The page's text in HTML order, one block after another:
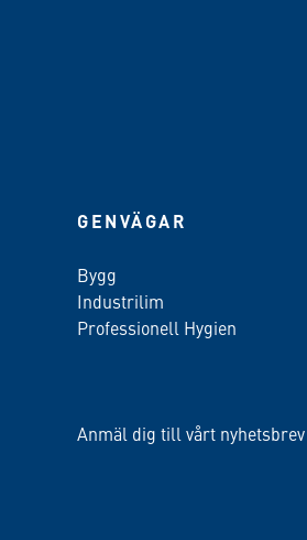
GENVÄGAR
Bygg
Industrilim
Professionell Hygien
Anmäl dig till vårt nyhetsbrev